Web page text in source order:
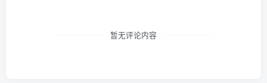
暂无评论内容